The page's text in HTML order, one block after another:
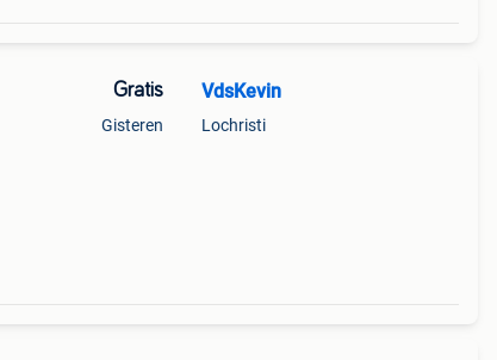
Gratis
Gisteren
VdsKevin
Lochristi